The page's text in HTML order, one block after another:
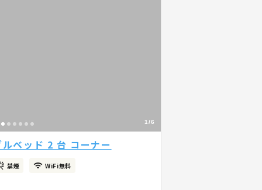
1/6
ベッド 2 台 コーナー
禁煙 WiFi無料